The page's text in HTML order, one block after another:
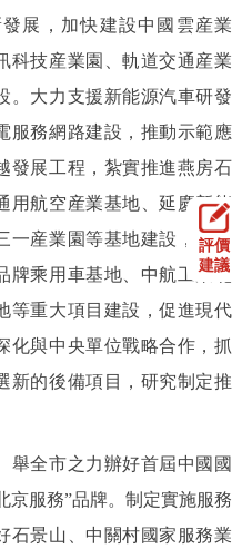
展，加快建設中國雲産業
科技産業園、軌道交通産業
。大力支援新能源汽車研發
服務網路建設，推動示範應
發展工程，紮實推進燕房石
用航空産業基地、延慶新能
一産業園等基地建設，加快
牌乘用車基地、中航工業北
等重大項目建設，促進現代
化與中央單位戰略合作，抓
新的後備項目，研究制定推
全市之力辦好首屆中國國
京服務”品牌。制定實施服務
石景山、中關村國家服務業
評價
建議